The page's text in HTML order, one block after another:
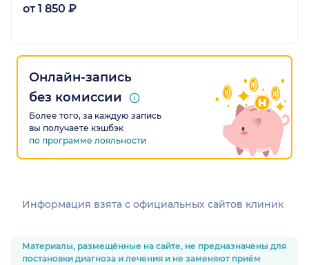
от 1 850 ₽
Онлайн-запись
без комиссии
Более того, за каждую запись
вы получаете кэшбэк
по программе лояльности
Информация взята c официальных сайтов клиник
Материалы, размещённые на сайте, не предназначены для
постановки диагноза и лечения и не заменяют приём